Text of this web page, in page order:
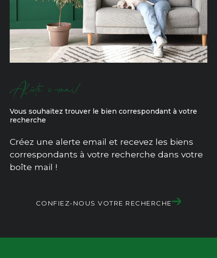
Alerte e-mail
Vous souhaitez trouver le bien correspondant à votre
recherche
Créez une alerte email et recevez les biens
correspondants à votre recherche dans votre
boîte mail !
CONFIEZ-NOUS VOTRE RECHERCHE